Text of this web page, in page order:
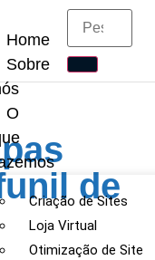
Home
Sobre
O
Criação de Sites
Loja Virtual
Otimização de Site
de